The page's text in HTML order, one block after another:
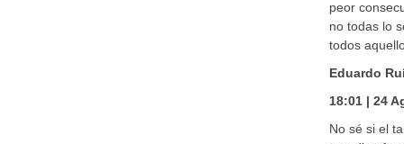
peor
no todas lo
todos
Eduardo
18:01 | 24
No sé si el